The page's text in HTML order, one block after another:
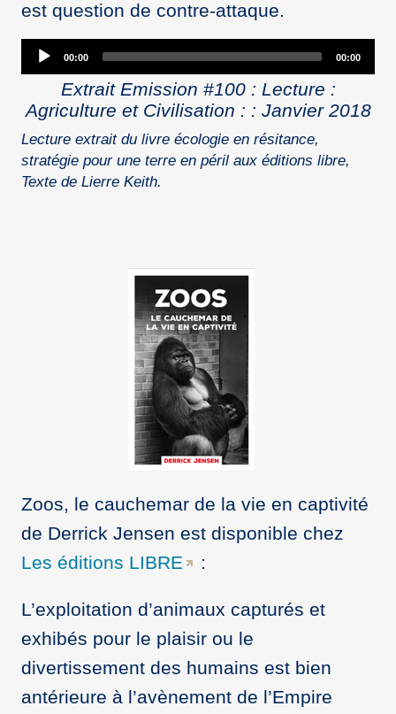
est question de contre-attaque.
Audio
Player
00:00 00:00
Extrait Emission #100 : Lecture :
Agriculture et Civilisation : : Janvier 2018
Lecture extrait du livre écologie en résitance,
stratégie pour une terre en péril aux éditions libre,
Texte de Lierre Keith.
Zoos, le cauchemar de la vie en captivité
de Derrick Jensen est disponible chez
Les éditions LIBRE
:
L’exploitation d’animaux capturés et
exhibés pour le plaisir ou le
divertissement des humains est bien
antérieure à l’avènement de l’Empire